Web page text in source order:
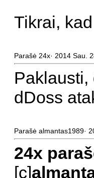
Tikrai,
Parašė 24x· 2014 Sau.
dDoss
Parašė almantas1989·
24x
[c]